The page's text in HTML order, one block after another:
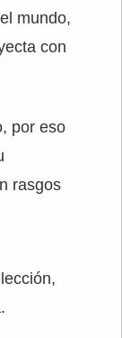
mundo,
con
por eso
rasgos